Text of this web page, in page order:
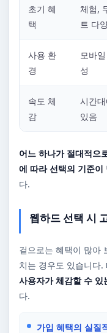
초기 혜
택
체험,
트 다
사용 환
경
모바
성
속도 체
감
시간
있음
어느 하나가 절대적으
에 따라 선택의 기준이
다.
웹하드 선택 시
겉으로는 혜택이 많아
치는 경우도 있습니다
사용자가 체감할 수 있
다.
가입 혜택의 실질